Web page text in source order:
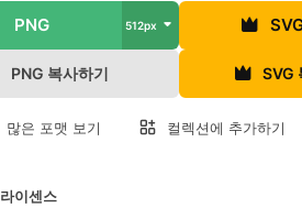
PNG 512px
PNG 복사하기 SVG
많은 포맷 보기 컬렉션에 추가하기
이센스